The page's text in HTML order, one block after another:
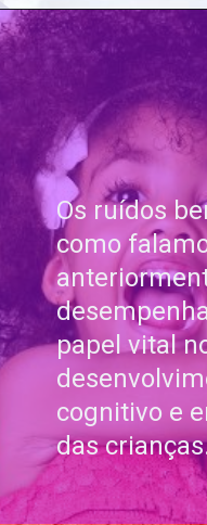
Os ruídos
como
papel vital
cognitivo e
das